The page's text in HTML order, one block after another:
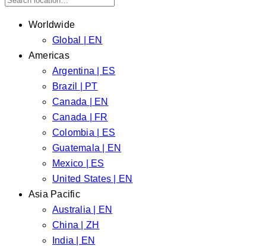
Worldwide
Global | EN
Americas
Argentina | ES
Brazil | PT
Canada | EN
Canada | FR
Colombia | ES
Guatemala | EN
Mexico | ES
United States | EN
Asia Pacific
Australia | EN
China | ZH
India | EN